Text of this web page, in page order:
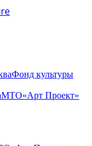
Фонд культуры
МТО«Арт Проект»